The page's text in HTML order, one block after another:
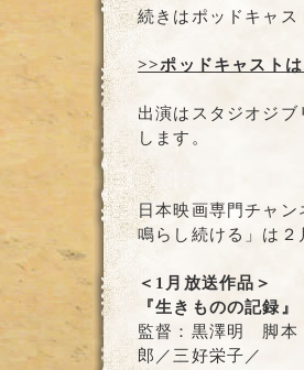
続きはポッドキャ
>>ポッドキャスト
出演はスタジオジ
します。
日本映画専門チャ
鳴らし続ける」は２
＜1月放送作品＞
『生きものの記録』
監督：黒澤明 脚本
郎／三好栄子／